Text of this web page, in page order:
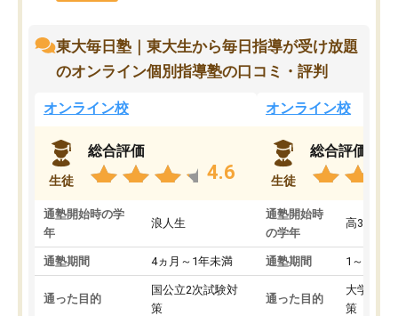
東大毎日塾｜東大生から毎日指導が受け放題
のオンライン個別指導塾の口コミ・評判
オンライン校
生徒
総合評価
4.6
通塾開始時の学
年
浪人生
通塾期間 4ヵ月～1年未満
通った目的
国公立2次試験対
策
オンライン校
生徒
総合評価
通塾開始時
の学年
高3
通塾期間 1～3ヵ月
通った目的
大学入学
策